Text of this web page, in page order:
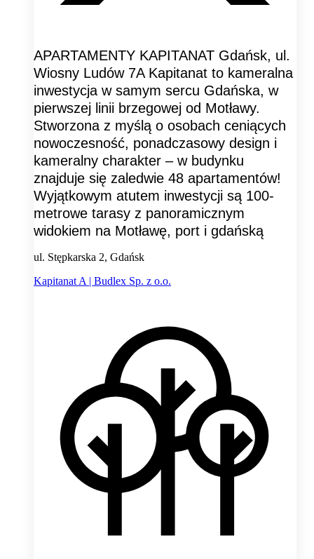
APARTAMENTY KAPITANAT Gdańsk, ul.
Wiosny Ludów 7A Kapitanat to kameralna
inwestycja w samym sercu Gdańska, w
pierwszej linii brzegowej od Motławy.
Stworzona z myślą o osobach ceniących
nowoczesność, ponadczasowy design i
kameralny charakter – w budynku
znajduje się zaledwie 48 apartamentów!
Wyjątkowym atutem inwestycji są 100-
metrowe tarasy z panoramicznym
widokiem na Motławę, port i gdańską
ul. Stępkarska 2, Gdańsk
Kapitanat A | Budlex Sp. z o.o.